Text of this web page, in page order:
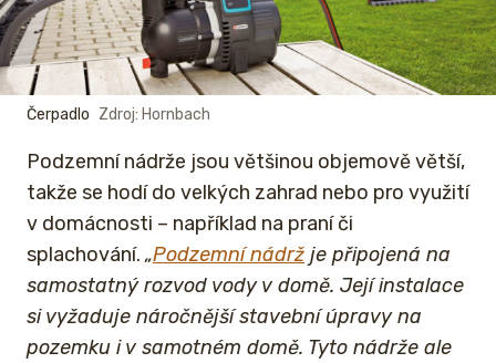
Čerpadlo Zdroj: Hornbach
Podzemní nádrže jsou většinou objemově větší,
takže se hodí do velkých zahrad nebo pro využití
v domácnosti – například na praní či
splachování. „Podzemní nádrž je připojená na
samostatný rozvod vody v domě. Její instalace
si vyžaduje náročnější stavební úpravy na
pozemku i v samotném domě. Tyto nádrže ale